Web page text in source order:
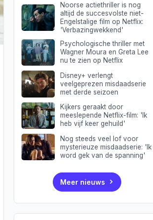
Noorse actiethriller is nog
altijd de succesvolste niet-
Engelstalige film op Netflix:
'Verbazingwekkend'
Psychologische thriller met
Wagner Moura en Greta Lee
nu te zien op Netflix
Disney+ verlengt
veelgeprezen misdaadserie
met derde seizoen
Kijkers geraakt door
meeslepende Netflix-film: 'Ik
heb vijf keer gehuild'
Nog steeds veel lof voor
mysterieuze misdaadserie: 'Ik
word gek van de spanning'
Meer nieuws